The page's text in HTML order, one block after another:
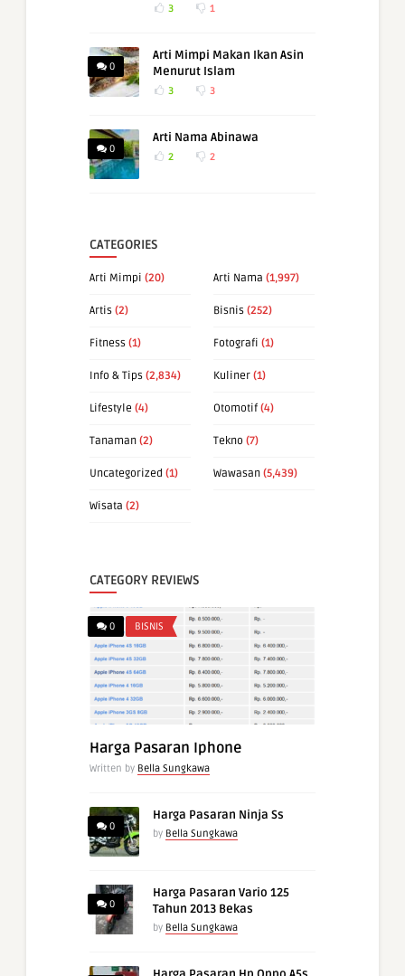
3 1
0
Arti Mimpi Makan Ikan Asin
Menurut Islam
3 3
0
Arti Nama Abinawa
2 2
CATEGORIES
Arti Mimpi (20) Arti Nama (1,997)
Artis (2) Bisnis (252)
Fitness (1) Fotografi (1)
Info & Tips (2,834) Kuliner (1)
Lifestyle (4) Otomotif (4)
Tanaman (2) Tekno (7)
Uncategorized (1) Wawasan (5,439)
Wisata (2)
CATEGORY REVIEWS
0 BISNIS
Harga Pasaran Iphone
Written by Bella Sungkawa
0
Harga Pasaran Ninja Ss
by Bella Sungkawa
0
Harga Pasaran Vario 125
Tahun 2013 Bekas
by Bella Sungkawa